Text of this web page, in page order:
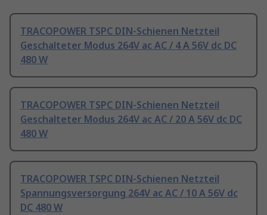
TRACOPOWER TSPC DIN-Schienen Netzteil
Geschalteter Modus 264V ac AC / 4 A 56V dc DC
480 W
TRACOPOWER TSPC DIN-Schienen Netzteil
Geschalteter Modus 264V ac AC / 20 A 56V dc DC
480 W
TRACOPOWER TSPC DIN-Schienen Netzteil
Spannungsversorgung 264V ac AC / 10 A 56V dc
DC 480 W